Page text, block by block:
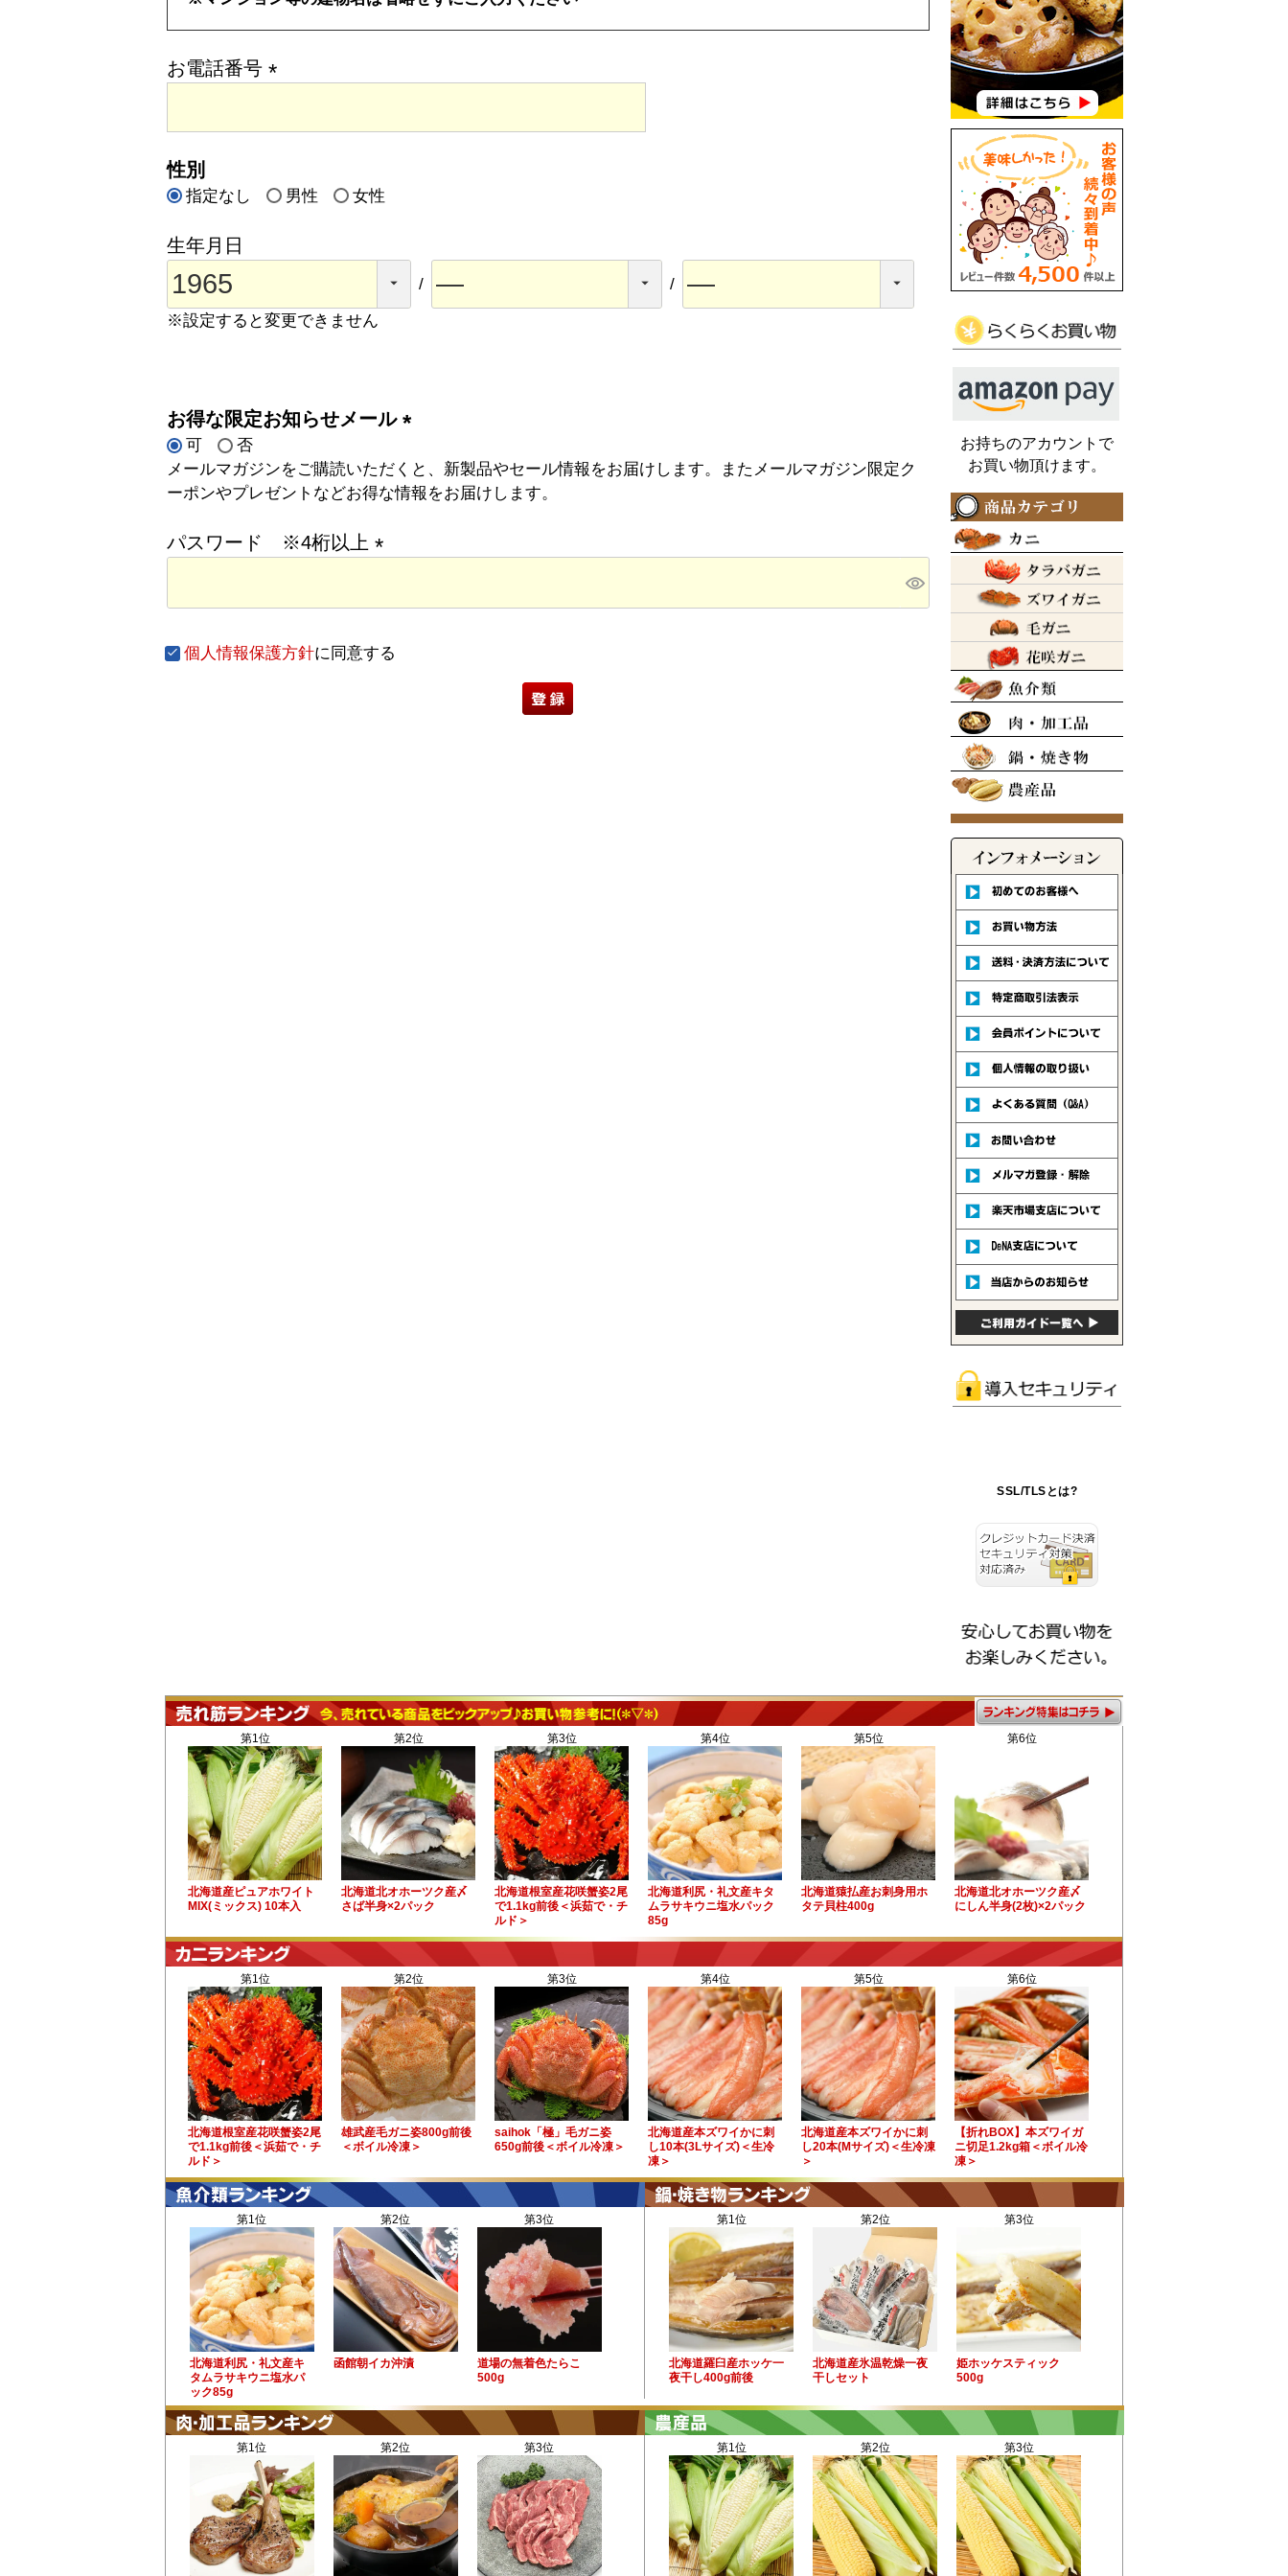
お電話番号
必
)
性別
指定なし 男性 女性
生年月日
※設定すると変更できません
お得な限定お知らせメール
必
可
否
メールマガジンをご購読いただくと、新製品やセール情報をお届けします。またメールマガジン限定ク
ーポンやプレゼントなどお得な情報をお届けします。
パスワード ※4桁以上
必
個人情報保護方針に同意する
お持ちのアカウントで
お買い物頂けます。
SSL/TLSとは?
第1位
北海道産ピュアホワイト
MIX(ミックス) 10本入
第2位
北海道北オホーツク産〆
さば半身×2パック
第3位
北海道根室産花咲蟹姿2尾
で1.1kg前後＜浜茹で・チ
ルド＞
第4位
北海道利尻・礼文産キタ
ムラサキウニ塩水パック
85g
第5位
北海道猿払産お刺身用ホ
タテ貝柱400g
第6位
北海道北オホーツク産〆
にしん半身(2枚)×2パック
第1位
北海道根室産花咲蟹姿2尾
で1.1kg前後＜浜茹で・チ
ルド＞
第2位
雄武産毛ガニ姿800g前後
＜ボイル冷凍＞
第3位
saihok「極」毛ガニ姿
650g前後＜ボイル冷凍＞
第4位
北海道産本ズワイかに刺
し10本(3Lサイズ)＜生冷
凍＞
第5位
北海道産本ズワイかに刺
し20本(Mサイズ)＜生冷凍
＞
第6位
【折れBOX】本ズワイガ
ニ切足1.2kg箱＜ボイル冷
凍＞
第1位
北海道利尻・礼文産キ
タムラサキウニ塩水パ
ック85g
第2位
函館朝イカ沖漬
第3位
道場の無着色たらこ
500g
第1位
北海道羅臼産ホッケ一
夜干し400g前後
第2位
北海道産氷温乾燥一夜
干しセット
第3位
姫ホッケスティック
500g
第1位 第2位 第3位 第1位 第2位 第3位